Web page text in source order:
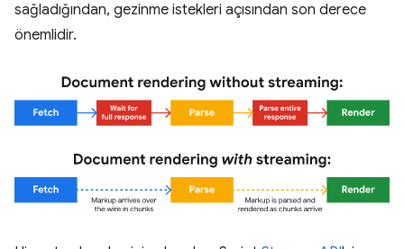
sağladığından, gezinme istekleri açısından son derece
önemlidir.